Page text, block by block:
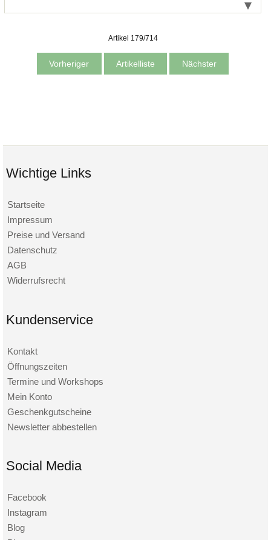
Artikel 179/714
Vorheriger Artikelliste Nächster
Wichtige Links
Startseite
Impressum
Preise und Versand
Datenschutz
AGB
Widerrufsrecht
Kundenservice
Kontakt
Öffnungszeiten
Termine und Workshops
Mein Konto
Geschenkgutscheine
Newsletter abbestellen
Social Media
Facebook
Instagram
Blog